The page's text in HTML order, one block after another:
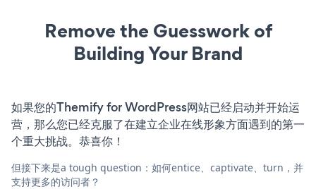
Remove the Guesswork of
Building Your Brand
如果您的Themify for WordPress网站已经启动并开始运
营，那么您已经克服了在建立企业在线形象方面遇到的第一
个重大挑战。恭喜你！
但接下来是a tough question：如何entice、captivate、turn，并
支持更多的访问者？